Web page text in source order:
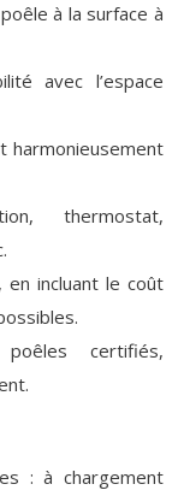
à la surface à
avec l’espace
harmonieusement
thermostat,
incluant le coût
certifiés,
: à chargement